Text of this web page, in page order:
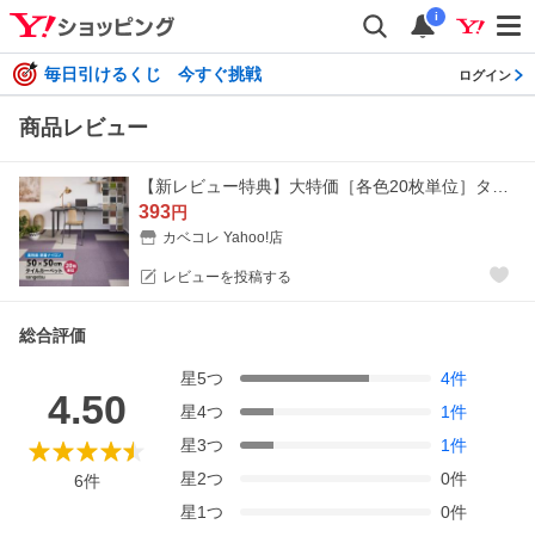
i
毎日引けるくじ 今すぐ挑戦 ログイン
商品レビュー
393円
カベコレ Yahoo!店
レビューを投稿する
総合評価
4.50
6件
星5つ 4件
星4つ 1件
星3つ 1件
星2つ 0件
星1つ 0件